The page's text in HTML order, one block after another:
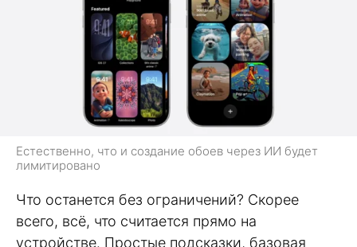
Естественно, что и создание обоев через ИИ будет
лимитировано
Что останется без ограничений? Скорее
всего, всё, что считается прямо на
устройстве. Простые подсказки, базовая